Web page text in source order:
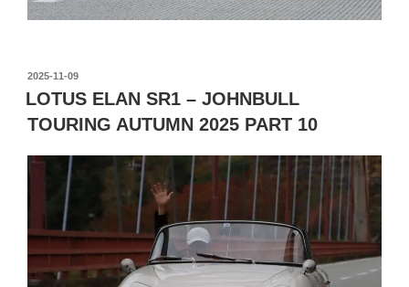
投
稿
日:
2025-11-09
LOTUS ELAN SR1 – JOHNBULL
TOURING AUTUMN 2025 PART 10